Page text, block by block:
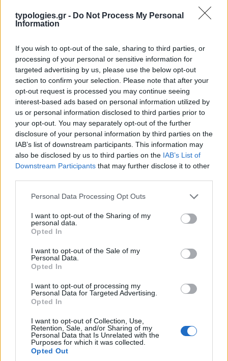
typologies.gr - Do Not Process My Personal
Information
If you wish to opt-out of the sale, sharing to third parties, or
processing of your personal or sensitive information for
targeted advertising by us, please use the below opt-out
section to confirm your selection. Please note that after your
opt-out request is processed you may continue seeing
interest-based ads based on personal information utilized by
us or personal information disclosed to third parties prior to
your opt-out. You may separately opt-out of the further
disclosure of your personal information by third parties on the
IAB’s list of downstream participants. This information may
also be disclosed by us to third parties on the IAB’s List of
Downstream Participants that may further disclose it to other
Please note that this website/app uses one or more Google
not limited to your visit or usage behaviour. You may click to
grant or deny consent to Google and its third-party tags to
use your data for below specified purposes in below Google
consent section.
Personal Data Processing Opt Outs
I want to opt-out of the Sharing of my
personal data.
Opted In
I want to opt-out of the Sale of my
Personal Data.
Opted In
I want to opt-out of processing my
Personal Data for Targeted Advertising.
Opted In
I want to opt-out of Collection, Use,
Retention, Sale, and/or Sharing of my
Personal Data that Is Unrelated with the
Purposes for which it was collected.
Opted Out
Και ο ΑΝΤ1 ασκεί σκληρή κριτική για την πολιτική της
κυβέρνησης στον χώρο των ΜΜΕ. Στην παρουσίαση του
προγράμματος του καναλιού πριν από λίγες ημέρες, ο Τάσος
Μιχαλάκης αναφέρθηκε στον ειδικό φόρο τηλεόρασης, που
επιβάρυνε τα οικονομικά των τηλεοπτικών σταθμών από το
ΑΝΗΚΕΙ ΣΤΗΝ ΚΑΤΗΓΟΡΙΑ: ΤΗΛΕΟΡΑΣΗ
ΜΙΧΑΛΑΚΗΣ
ΑΝΤ1
29/09/2017